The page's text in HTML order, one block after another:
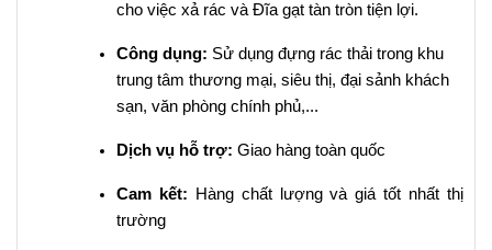
cho việc xả rác và Đĩa gạt tàn tròn tiện lợi.
Công dụng: Sử dụng đựng rác thải trong khu
trung tâm thương mại, siêu thị, đại sảnh khách
sạn, văn phòng chính phủ,...
Dịch vụ hỗ trợ: Giao hàng toàn quốc
Cam kết:
Hàng chất lượng và giá tốt nhất thị
trường